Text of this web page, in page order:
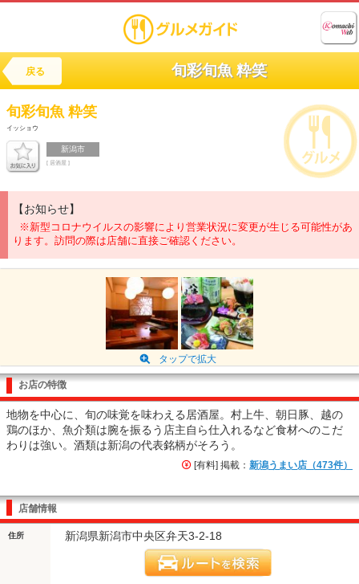
戻る 旬彩旬魚 粋笑
旬彩旬魚 粋笑
イッショウ
新潟市
[ 居酒屋 ]
【お知らせ】
※新型コロナウイルスの影響により営業状況に変更が生じる可能性があ
ります。訪問の際は店舗に直接ご確認ください。
タップで拡大
お店の特徴
地物を中心に、旬の味覚を味わえる居酒屋。村上牛、朝日豚、越の
鶏のほか、魚介類は腕を振るう店主自ら仕入れるなど食材へのこだ
わりは強い。酒類は新潟の代表銘柄がそろう。
[有料] 掲載： 新潟うまい店（473件）
店舗情報
住所 新潟県新潟市中央区弁天3-2-18